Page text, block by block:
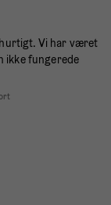
Vi har været
ikke fungerede